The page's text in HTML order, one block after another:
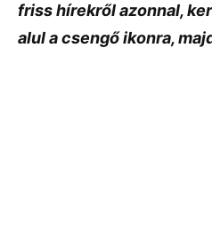
friss hírekről azonnal,
alul a csengő ikonra,